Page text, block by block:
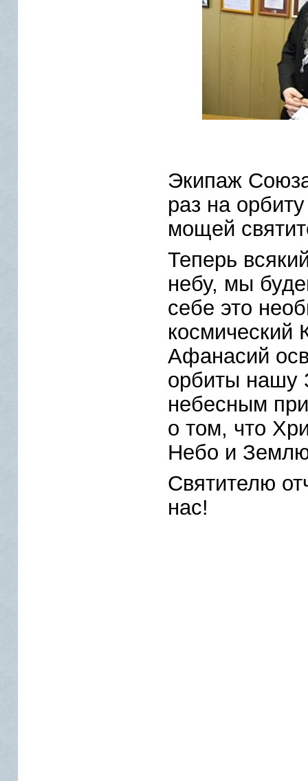
Экипаж
раз на
мощей
Теперь
небу, мы
себе это
космический
Афанасий
орбиты нашу
небесным
о том, что
Небо и
Святителю
нас!